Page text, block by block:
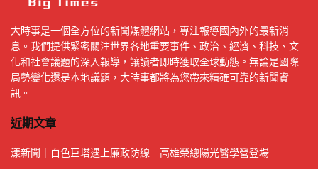
大時事是一個全方位的新聞媒體網站，專注報導國內外的最新消
息。我們提供緊密關注世界各地重要事件、政治、經濟、科技、文
化和社會議題的深入報導，讓讀者即時獲取全球動態。無論是國際
局勢變化還是本地議題，大時事都將為您帶來精確可靠的新聞資
訊。
近期文章
漾新聞｜白色巨塔遇上廉政防線 高雄榮總陽光醫學營登場